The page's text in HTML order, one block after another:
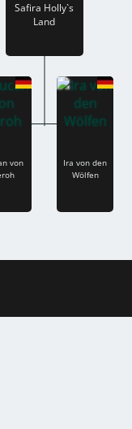
Safira Holly`s
Land
von
Ira von den
Wölfen